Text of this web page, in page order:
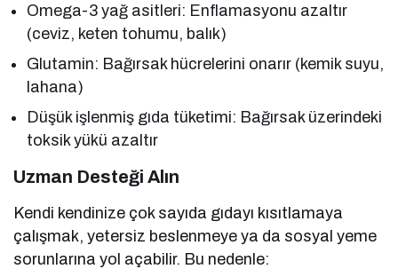
Omega-3 yağ asitleri: Enflamasyonu azaltır
(ceviz, keten tohumu, balık)
Glutamin: Bağırsak hücrelerini onarır (kemik suyu,
lahana)
Düşük işlenmiş gıda tüketimi: Bağırsak üzerindeki
toksik yükü azaltır
Uzman Desteği Alın
Kendi kendinize çok sayıda gıdayı kısıtlamaya
çalışmak, yetersiz beslenmeye ya da sosyal yeme
sorunlarına yol açabilir. Bu nedenle: